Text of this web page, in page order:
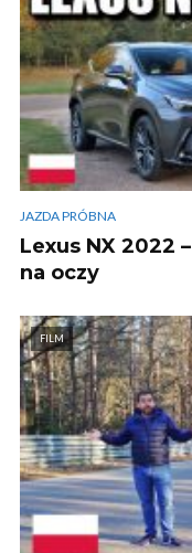
JAZDA PRÓBNA
Lexus NX 2022
na oczy
FILM